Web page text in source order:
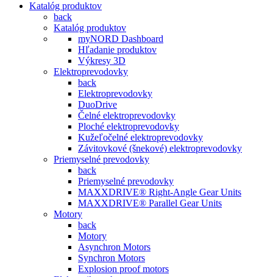
Katalóg produktov
back
Katalóg produktov
myNORD Dashboard
Hľadanie produktov
Výkresy 3D
Elektroprevodovky
back
Elektroprevodovky
DuoDrive
Čelné elektroprevodovky
Ploché elektroprevodovky
Kužeľočelné elektroprevodovky
Závitovkové (šnekové) elektroprevodovky
Priemyselné prevodovky
back
Priemyselné prevodovky
MAXXDRIVE® Right-Angle Gear Units
MAXXDRIVE® Parallel Gear Units
Motory
back
Motory
Asynchron Motors
Synchron Motors
Explosion proof motors